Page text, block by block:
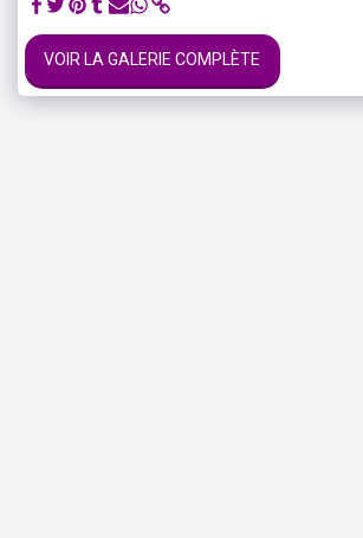
VOIR LA GALERIE COMPLÈTE